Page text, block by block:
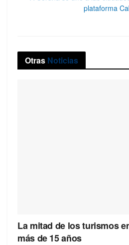
plataforma
Otras Noticias
La mitad de los turismos
más de 15 años